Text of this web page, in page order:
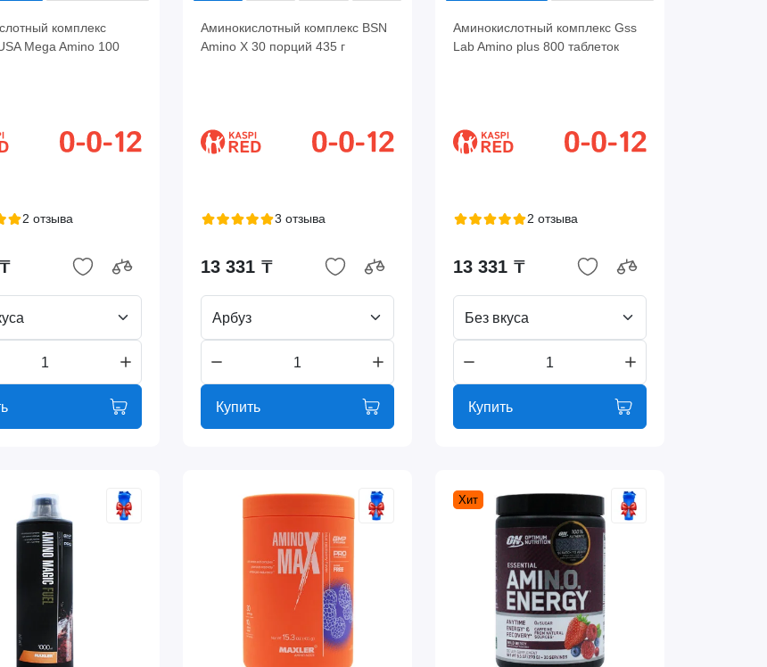
комплекс
Mega Amino 100
2 отзыва
Аминокислотный комплекс BSN
Amino X 30 порций 435 г
3 отзыва
13 331 ₸
Арбуз
Купить
Аминокислотный комплекс Gss
Lab Amino plus 800 таблеток
2 отзыва
13 331 ₸
Без вкуса
Купить
Хит